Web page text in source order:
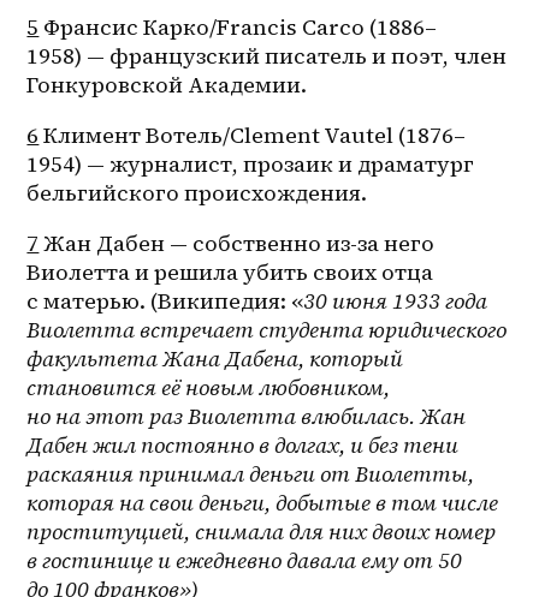
5 Франсис Карко/Francis Carco (1886–
1958) — французский писатель и поэт, член
Гонкуровской Академии.
6 Климент Вотель/Clement Vautel (1876–
1954) — журналист, прозаик и драматург
бельгийского происхождения.
7 Жан Дабен — собственно из-за него
Виолетта и решила убить своих отца
с матерью. (Википедия: «30 июня 1933 года
Виолетта встречает студента юридического
факультета Жана Дабена, который
становится её новым любовником,
но на этот раз Виолетта влюбилась. Жан
Дабен жил постоянно в долгах, и без тени
раскаяния принимал деньги от Виолетты,
которая на свои деньги, добытые в том числе
проституцией, снимала для них двоих номер
в гостинице и ежедневно давала ему от 50
до 100 франков»)